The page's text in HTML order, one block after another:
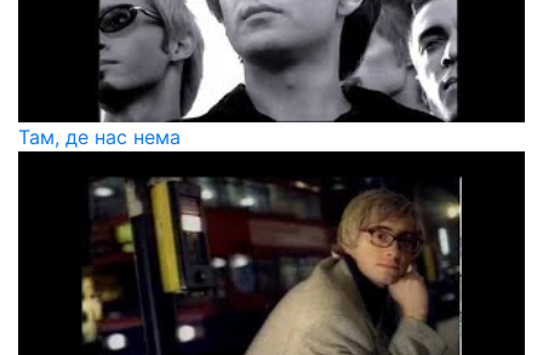
Там, де нас нема